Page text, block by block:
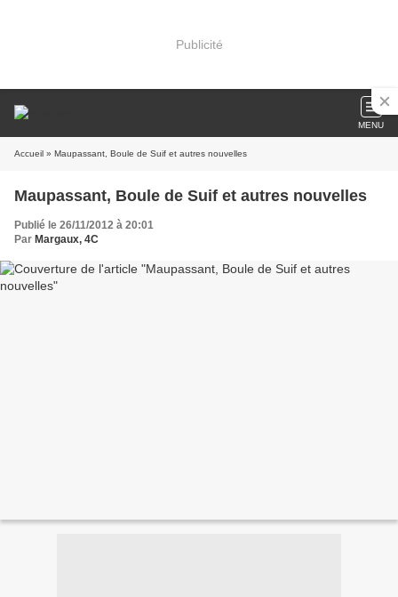
Publicité
MENU
Accueil » Maupassant, Boule de Suif et autres nouvelles
Maupassant, Boule de Suif et autres nouvelles
Publié le 26/11/2012 à 20:01
Par Margaux, 4C